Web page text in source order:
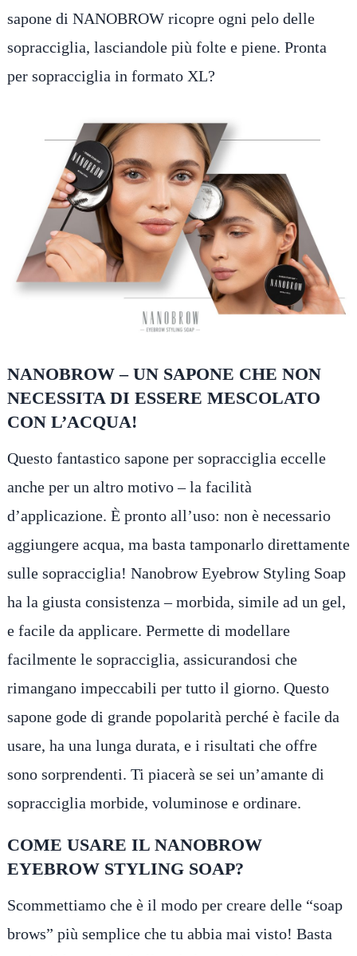
sapone di NANOBROW ricopre ogni pelo delle
sopracciglia, lasciandole più folte e piene. Pronta
per sopracciglia in formato XL?
NANOBROW – UN SAPONE CHE NON
NECESSITA DI ESSERE MESCOLATO
CON L’ACQUA!
Questo fantastico sapone per sopracciglia eccelle
anche per un altro motivo – la facilità
d’applicazione. È pronto all’uso: non è necessario
aggiungere acqua, ma basta tamponarlo direttamente
sulle sopracciglia! Nanobrow Eyebrow Styling Soap
ha la giusta consistenza – morbida, simile ad un gel,
e facile da applicare. Permette di modellare
facilmente le sopracciglia, assicurandosi che
rimangano impeccabili per tutto il giorno. Questo
sapone gode di grande popolarità perché è facile da
usare, ha una lunga durata, e i risultati che offre
sono sorprendenti. Ti piacerà se sei un’amante di
sopracciglia morbide, voluminose e ordinare.
COME USARE IL NANOBROW
EYEBROW STYLING SOAP?
Scommettiamo che è il modo per creare delle “soap
brows” più semplice che tu abbia mai visto! Basta